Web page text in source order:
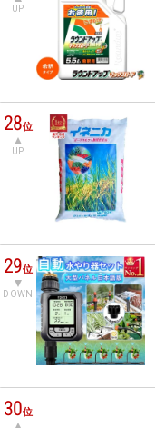
UP
28位
UP
29位
DOWN
30位